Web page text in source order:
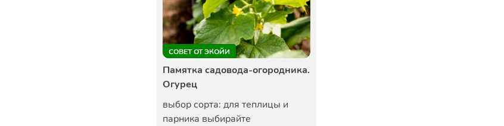
СОВЕТ ОТ ЭКОЙИ
Памятка садовода-огородника.
Огурец
выбор сорта: для теплицы и
парника выбирайте